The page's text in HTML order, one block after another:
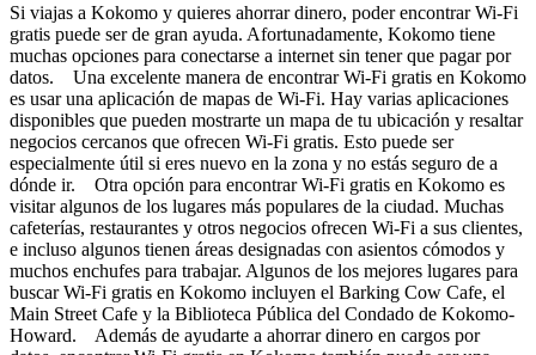
Si viajas a Kokomo y quieres ahorrar dinero, poder encontrar Wi-Fi
gratis puede ser de gran ayuda. Afortunadamente, Kokomo tiene
muchas opciones para conectarse a internet sin tener que pagar por
datos. Una excelente manera de encontrar Wi-Fi gratis en Kokomo
es usar una aplicación de mapas de Wi-Fi. Hay varias aplicaciones
disponibles que pueden mostrarte un mapa de tu ubicación y resaltar
negocios cercanos que ofrecen Wi-Fi gratis. Esto puede ser
especialmente útil si eres nuevo en la zona y no estás seguro de a
dónde ir. Otra opción para encontrar Wi-Fi gratis en Kokomo es
visitar algunos de los lugares más populares de la ciudad. Muchas
cafeterías, restaurantes y otros negocios ofrecen Wi-Fi a sus clientes,
e incluso algunos tienen áreas designadas con asientos cómodos y
muchos enchufes para trabajar. Algunos de los mejores lugares para
buscar Wi-Fi gratis en Kokomo incluyen el Barking Cow Cafe, el
Main Street Cafe y la Biblioteca Pública del Condado de Kokomo-
Howard. Además de ayudarte a ahorrar dinero en cargos por